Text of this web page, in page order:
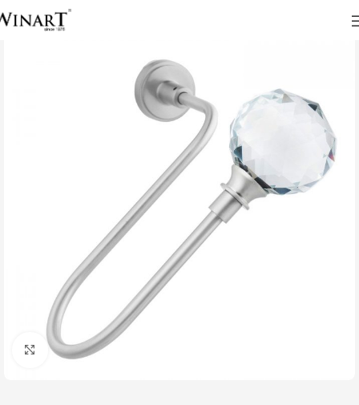
Click to enlarge